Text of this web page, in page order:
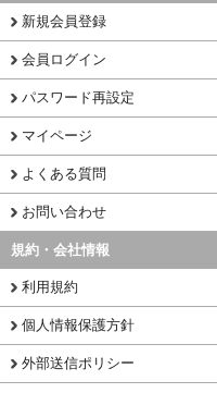
新規会員登録
会員ログイン
パスワード再設定
マイページ
よくある質問
お問い合わせ
規約・会社情報
利用規約
個人情報保護方針
外部送信ポリシー